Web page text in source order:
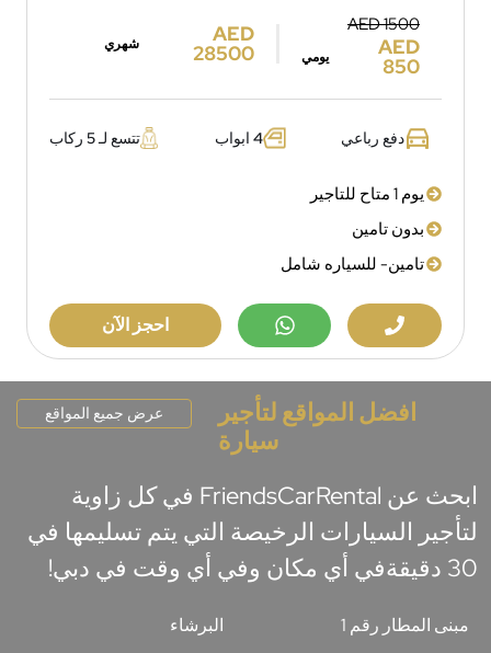
AED 1500
AED
850 يومي
AED
28500 شهري
دفع رباعي 4 ابواب تتسع لـ 5 ركاب
يوم 1 متاح للتاجير
بدون تامين
تامين- للسياره شامل
احجز الآن
افضل المواقع لتأجير
سيارة
عرض جميع المواقع
ابحث عن FriendsCarRental في كل زاوية
لتأجير السيارات الرخيصة التي يتم تسليمها في
30 دقيقةفي أي مكان وفي أي وقت في دبي!
مبنى المطار رقم 1
البرشاء